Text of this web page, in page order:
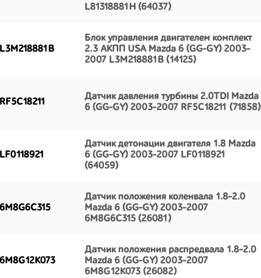
L81318881H (64037)
L3M218881B
Блок управления двигателем комплект
2.3 АКПП USA Mazda 6 (GG-GY) 2003-
2007 L3M218881B (14125)
RF5C18211
Датчик давления турбины 2.0TDI Mazda
6 (GG-GY) 2003-2007 RF5C18211 (71858)
LF0118921
Датчик детонации двигателя 1.8 Mazda
6 (GG-GY) 2003-2007 LF0118921
(64059)
6M8G6C315
Датчик положения коленвала 1.8-2.0
Mazda 6 (GG-GY) 2003-2007
6M8G6C315 (26081)
6M8G12K073
Датчик положения распредвала 1.8-2.0
Mazda 6 (GG-GY) 2003-2007
6M8G12K073 (26082)